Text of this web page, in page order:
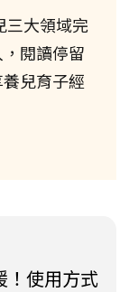
三大領域完
閱讀停留
兒育子經
！使用方式